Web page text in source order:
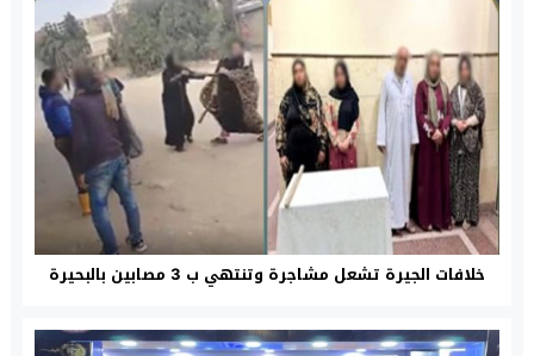
خلافات الجيرة تشعل مشاجرة وتنتهي ب 3 مصابين بالبحيرة